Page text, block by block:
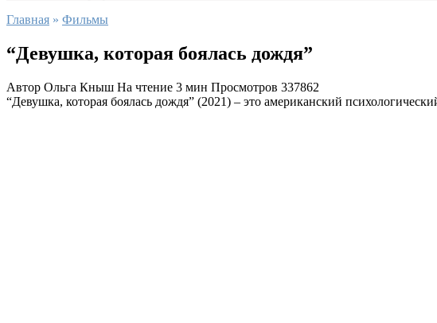
Главная » Фильмы
“Девушка, которая боялась дождя”
Автор Ольга Кныш На чтение 3 мин Просмотров 337862
“Девушка, которая боялась дождя” (2021) – это американский